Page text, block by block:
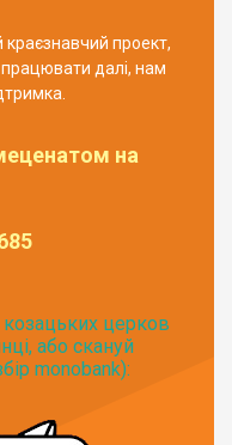
краєзнавчий проект,
далі, нам
на
церков
або скануй
monobank):